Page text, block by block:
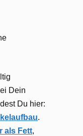
Dein
Du hier:
.
als Fett,